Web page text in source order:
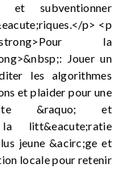
et subventionner
p> <p
la
Jouer un
les algorithmes
et plaider pour une
&raquo; et
la litt&eacute;ratie
jeune &acirc;ge et
locale pour retenir